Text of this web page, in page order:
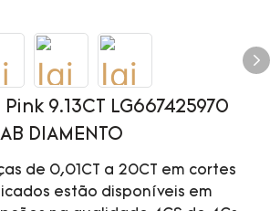
9.13CT LG667425970
DIAMENTO
de 0,01CT a 20CT em cortes
estão disponíveis em